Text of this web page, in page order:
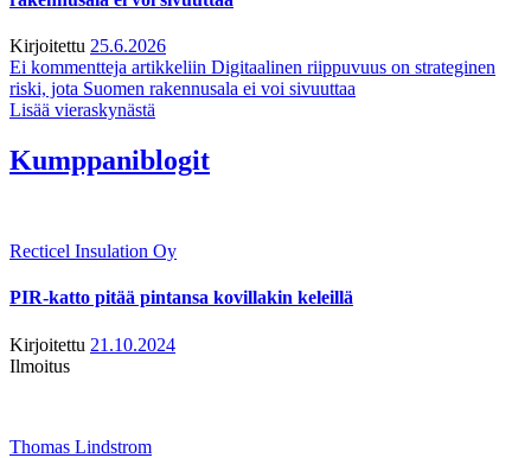
Kirjoitettu 25.6.2026
Ei kommentteja artikkeliin Digitaalinen riippuvuus on strateginen
riski, jota Suomen rakennusala ei voi sivuuttaa
Lisää vieraskynästä
Kumppaniblogit
Recticel Insulation Oy
PIR-katto pitää pintansa kovillakin keleillä
Kirjoitettu 21.10.2024
Ilmoitus
Thomas Lindstrom